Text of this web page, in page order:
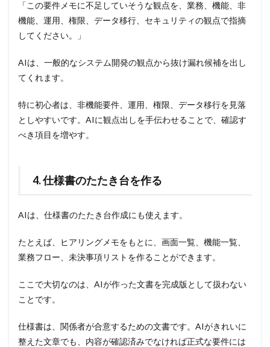
「この要件メモに不足していそうな観点を、業務、機能、非
機能、運用、権限、データ移行、セキュリティの観点で指摘
してください。」
AIは、一般的なシステム開発の観点から抜け漏れ候補を出し
てくれます。
特に初心者は、非機能要件、運用、権限、データ移行を見落
としやすいです。AIに観点出しを手伝わせることで、確認す
べき項目を増やす。
4. 仕様書のたたき台を作る
AIは、仕様書のたたき台作成にも使えます。
たとえば、ヒアリングメモをもとに、画面一覧、機能一覧、
業務フロー、未決事項リストを作ることができます。
ここで大切なのは、AIが作った文書を完成版として扱わない
ことです。
仕様書は、関係者が合意するための文書です。AIがきれいに
整えた文章でも、内容が確認済みでなければ正式な要件には